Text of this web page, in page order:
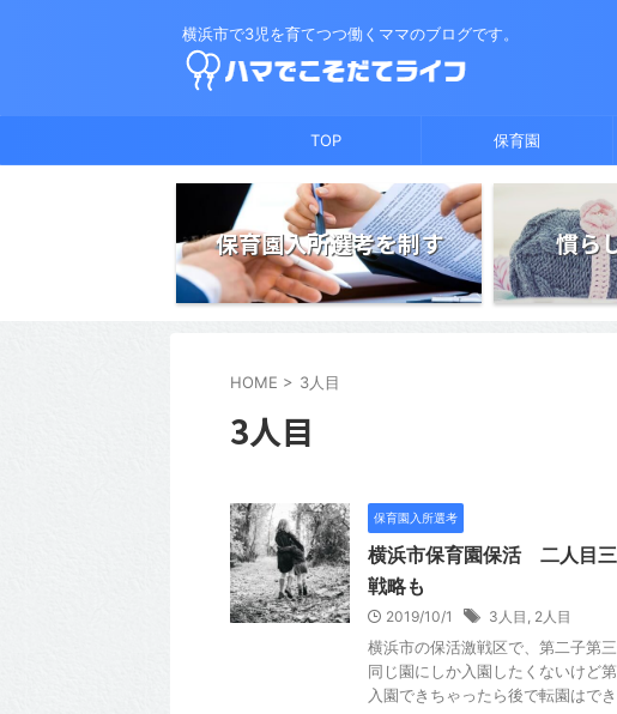
横浜市で3児を育てつつ働くママのブログです。
TOP 保育園
保育園入所選考を制す 慣ら
HOME > 3人目
3人目
保育園入所選考
横浜市保育園保活 二人目三
戦略も
2019/10/1 3人目 , 2人目
横浜市の保活激戦区で、第二子第
同じ園にしか入園したくないけど
入園できちゃったら後で転園はで